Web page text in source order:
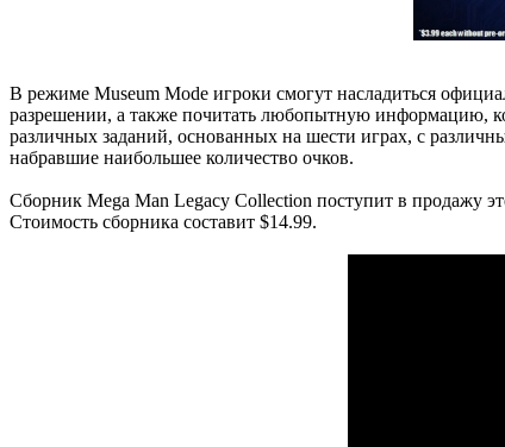
В режиме Museum Mode игроки смогут насладиться
разрешении, а также почитать любопытную информацию,
различных заданий, основанных на шести играх, с
набравшие наибольшее количество очков.
Сборник Mega Man Legacy Collection поступит в продажу
Стоимость сборника составит $14.99.